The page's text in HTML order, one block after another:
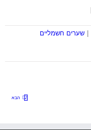
שערים חשמליים
2 הבא